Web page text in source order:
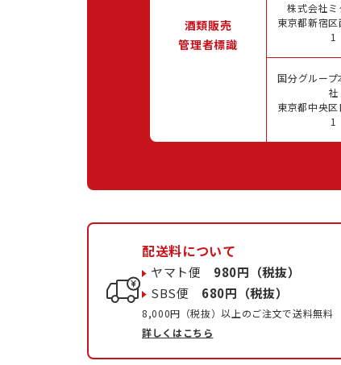
酒類販売
管理者標識
株式会社ミ
東京都新宿
1
国分グルー
社
東京都中央
1
配送料について
ヤマト便 980円（税抜）
SBS便 680円（税抜）
8,000円（税抜）以上のご注文で送料無料
詳しくはこちら